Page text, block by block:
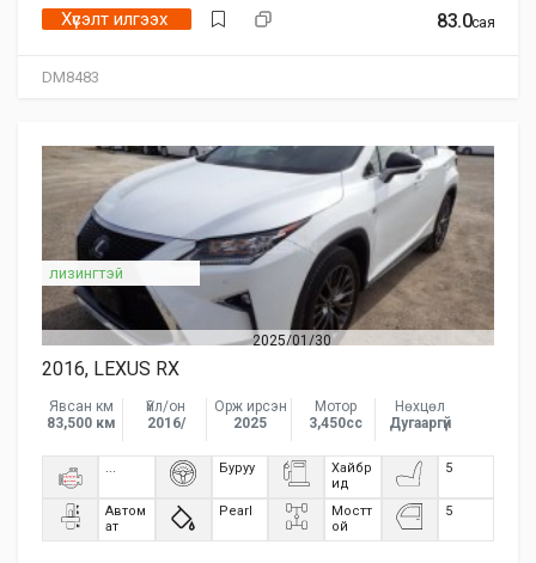
DM8483
83.0сая
Хүсэлт илгээх
2025/01/30
лизингтэй
2016, LEXUS RX
Явсан км
83,500 км
Үйл/он
2016/
Орж ирсэн
2025
Мотор
3,450сс
Нөхцөл
Дугааргүй
... Буруу
Хайбр
ид
5
Автом
ат
Pearl
Мостт
ой
5